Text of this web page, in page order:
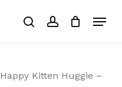
searchaccount
Menu
Close
Happy Kitten Huggie –